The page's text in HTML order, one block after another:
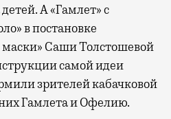
А «Гамлет» с
в постановке
Саши Толстошевой
самой идеи
зрителей кабачковой
Гамлета и Офелию.